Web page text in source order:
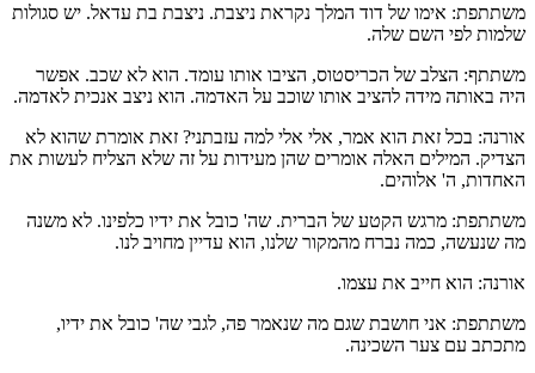
משתתפת: אימו של דוד המלך נקראת ניצבת. ניצבת בת עדאל. יש סגולות
שלמות לפי השם שלה.
משתתף: הצלב של הכריסטוס, הציבו אותו עומד. הוא לא שכב. אפשר
היה באותה מידה להציב אותו שוכב על האדמה. הוא ניצב אנכית לאדמה.
אורנה: בכל זאת הוא אמר, אלי אלי למה עזבתני? זאת אומרת שהוא לא
הצדיק. המילים האלה אומרים שהן מעידות על זה שלא הצליח לעשות את
האחדות, ה' אלוהים.
משתתפת: מרגש הקטע של הברית. שה' כובל את ידיו כלפינו. לא משנה
מה שנעשה, כמה נברח מהמקור שלנו, הוא עדיין מחויב לנו.
אורנה: הוא חייב את עצמו.
משתתפת: אני חושבת שגם מה שנאמר פה, לגבי שה' כובל את ידיו,
מתכתב עם צער השכינה.